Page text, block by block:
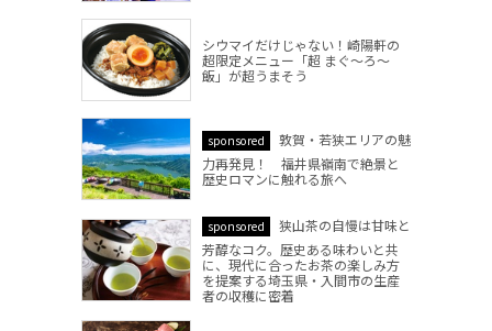
シウマイだけじゃない！崎陽軒の
超限定メニュー「超 まぐ～ろ～
飯」が超うまそう
sponsored
敦賀・若狭エリアの魅
力再発見！ 福井県嶺南で絶景と
歴史ロマンに触れる旅へ
sponsored
狭山茶の自慢は甘味と
芳醇なコク。歴史ある味わいと共
に、現代に合ったお茶の楽しみ方
を提案する埼玉県・入間市の生産
者の収穫に密着